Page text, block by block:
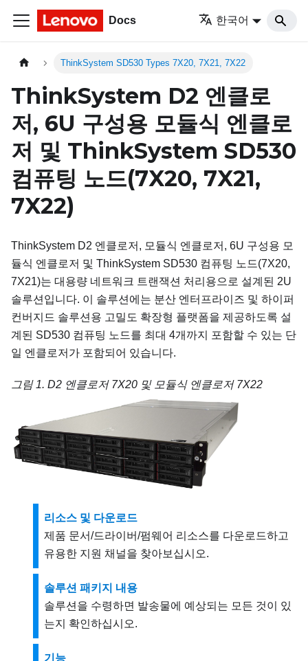
Docs 한국어
ThinkSystem SD530 Types 7X20, 7X21, 7X22
ThinkSystem D2 엔클로
저, 6U 구성용 모듈식 엔클로
저 및 ThinkSystem SD530
컴퓨팅 노드(7X20, 7X21,
7X22)
ThinkSystem D2 엔클로저, 모듈식 엔클로저, 6U 구성용 모
듈식 엔클로저 및 ThinkSystem SD530 컴퓨팅 노드(7X20,
7X21)는 대용량 네트워크 트랜잭션 처리용으로 설계된 2U
솔루션입니다. 이 솔루션에는 분산 엔터프라이즈 및 하이퍼
컨버지드 솔루션용 고밀도 확장형 플랫폼을 제공하도록 설
계된 SD530 컴퓨팅 노드를 최대 4개까지 포함할 수 있는 단
일 엔클로저가 포함되어 있습니다.
그림 1. D2 엔클로저 7X20 및 모듈식 엔클로저 7X22
리소스 및 다운로드
제품 문서/드라이버/펌웨어 리소스를 다운로드하고
유용한 지원 채널을 찾아보십시오.
솔루션 패키지 내용
솔루션을 수령하면 발송물에 예상되는 모든 것이 있
는지 확인하십시오.
기능